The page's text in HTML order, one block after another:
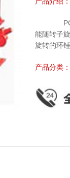
能随转子
旋转的环
产品分类：